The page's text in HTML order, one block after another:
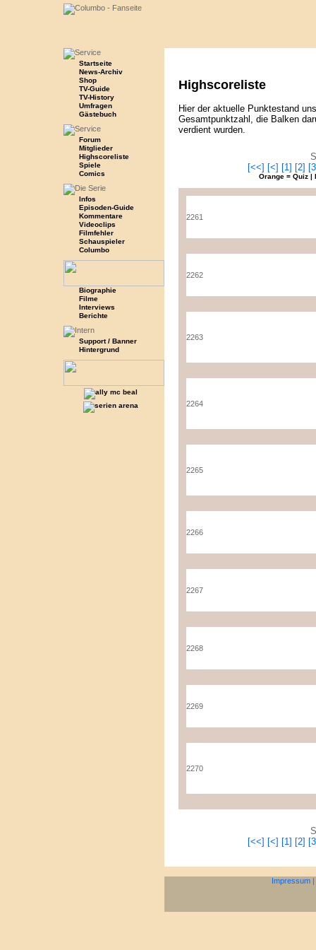
Startseite
News-Archiv
Shop
TV-Guide
TV-History
Umfragen
Gästebuch
Forum
Mitglieder
Highscoreliste
Spiele
Comics
Infos
Episoden-Guide
Kommentare
Videoclips
Filmfehler
Schauspieler
Columbo
Biographie
Filme
Interviews
Berichte
Support / Banner
Hintergrund
Highscoreliste
Hier der aktuelle Punktestand
Gesamtpunktzahl, die Balken
verdient wurden.
[<<] [<] [1] [2]
Orange = Quiz |
2261
2262
2263
2264
2265
2266
2267
2268
2269
2270
[<<] [<] [1] [2]
Impressum |